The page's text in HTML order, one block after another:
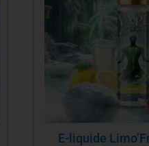
E-liquide